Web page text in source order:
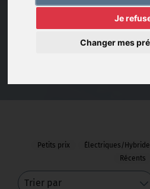
Je
Changer mes
Votre agentCitroënvous
véhicules à
recherche afin de
Petits prix Électriques/
Récents
Trier par